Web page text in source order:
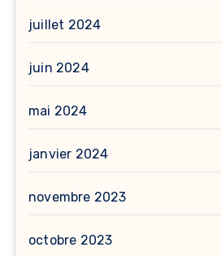
juillet 2024
juin 2024
mai 2024
janvier 2024
novembre 2023
octobre 2023